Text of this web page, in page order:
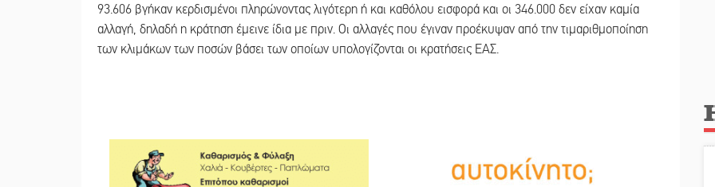
93.606 βγήκαν κερδισμένοι πληρώνοντας λιγότερη ή και καθόλου εισφορά και οι 346.000 δεν είχαν καμία
αλλαγή, δηλαδή η κράτηση έμεινε ίδια με πριν. Οι αλλαγές που έγιναν προέκυψαν από την τιμαριθμοποίηση
των κλιμάκων των ποσών βάσει των οποίων υπολογίζονται οι κρατήσεις ΕΑΣ.